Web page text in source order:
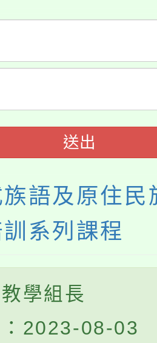
及新住民語歌
115學年度第
教師甄選結果(
115學年度第
教師甄選結果(
文化大學推廣
》溝通分析基
學生輔導中心
報名參加。
送出
族語及原住
系列課程
學組長
2023-08-03